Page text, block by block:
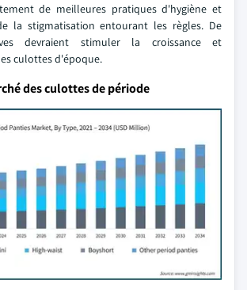
de meilleures pratiques d'hygiène et
la stigmatisation entourant les règles. De
devraient stimuler la croissance et
culottes d'époque.
des culottes de période